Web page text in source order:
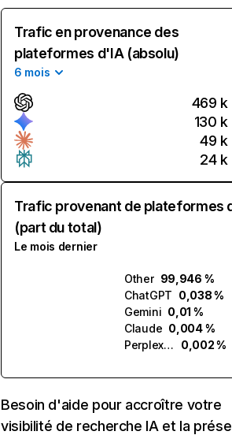
Trafic en provenance des
plateformes d'IA (absolu)
6 mois
469 k
130 k
49 k
24 k
Trafic provenant de plateformes
(part du total)
Le mois dernier
Other 99,946 %
ChatGPT 0,038 %
Gemini 0,01 %
Claude 0,004 %
Perplexity
0,002 %
Besoin d'aide pour accroître votre
visibilité de recherche IA et la